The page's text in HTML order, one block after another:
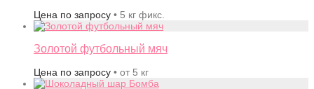
Цена по запросу • 5 кг фикс.
Золотой футбольный мяч
Цена по запросу • от 5 кг